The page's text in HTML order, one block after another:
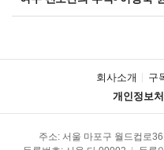
회사소개 구
개인정보
주소: 서울 마포구 월드컵로